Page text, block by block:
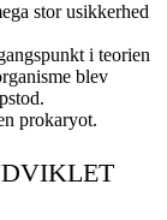
stor usikkerhed
i teorien
blev
prokaryot.